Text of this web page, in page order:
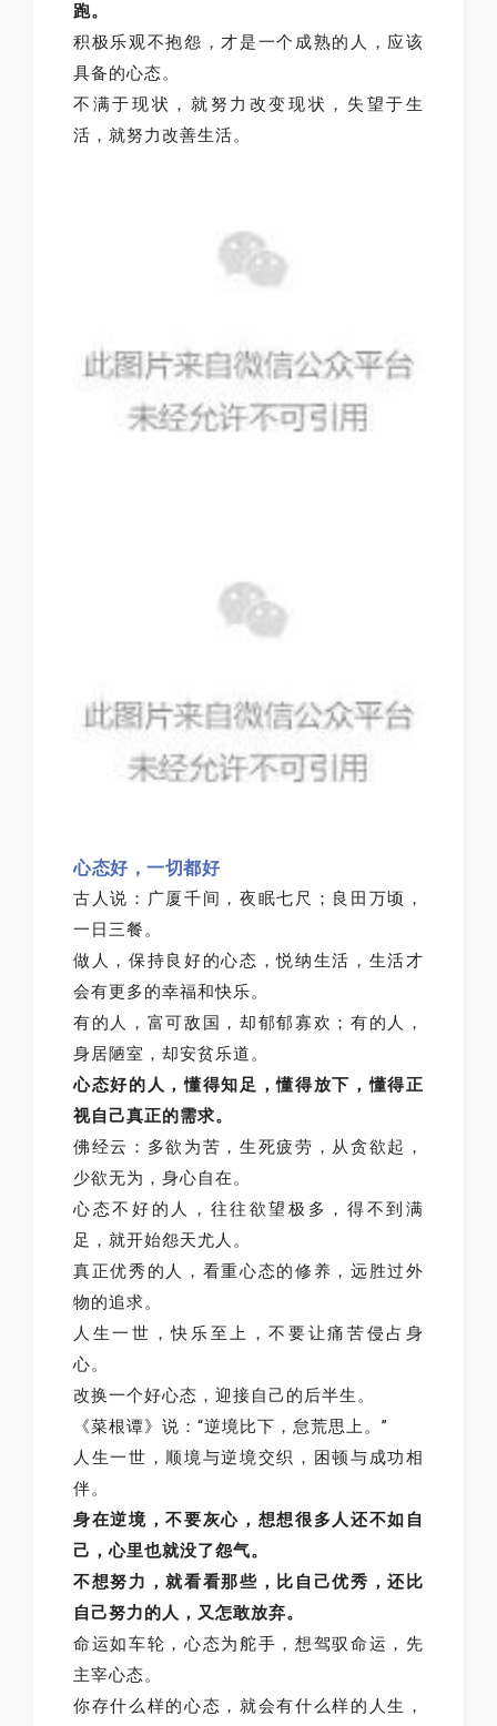
跑。
积极乐观不抱怨，才是一个成熟的人，应该
具备的心态。
不满于现状，就努力改变现状，失望于生
活，就努力改善生活。
心态好，一切都好
古人说：广厦千间，夜眠七尺；良田万顷，
一日三餐。
做人，保持良好的心态，悦纳生活，生活才
会有更多的幸福和快乐。
有的人，富可敌国，却郁郁寡欢；有的人，
身居陋室，却安贫乐道。
心态好的人，懂得知足，懂得放下，懂得正
视自己真正的需求。
佛经云：多欲为苦，生死疲劳，从贪欲起，
少欲无为，身心自在。
心态不好的人，往往欲望极多，得不到满
足，就开始怨天尤人。
真正优秀的人，看重心态的修养，远胜过外
物的追求。
人生一世，快乐至上，不要让痛苦侵占身
心。
改换一个好心态，迎接自己的后半生。
《菜根谭》说：“逆境比下，怠荒思上。”
人生一世，顺境与逆境交织，困顿与成功相
伴。
身在逆境，不要灰心，想想很多人还不如自
己，心里也就没了怨气。
不想努力，就看看那些，比自己优秀，还比
自己努力的人，又怎敢放弃。
命运如车轮，心态为舵手，想驾驭命运，先
主宰心态。
你存什么样的心态，就会有什么样的人生，